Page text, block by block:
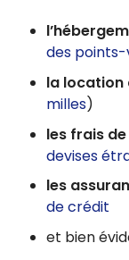
des
la location
milles)
les frais
devises
les
de crédit
et bien